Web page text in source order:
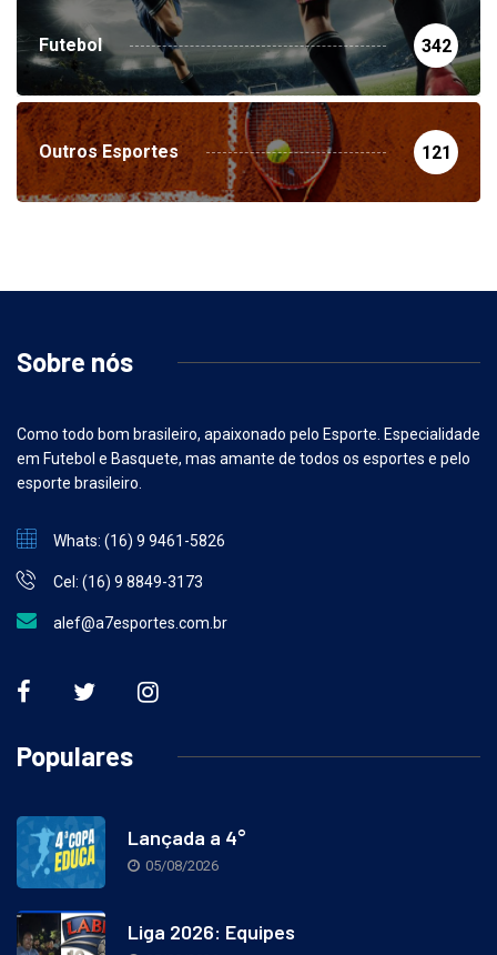
Futebol 342
Outros Esportes 121
Sobre nós
Como todo bom brasileiro, apaixonado pelo Esporte. Especialidade
em Futebol e Basquete, mas amante de todos os esportes e pelo
esporte brasileiro.
Whats: (16) 9 9461-5826
Cel: (16) 9 8849-3173
alef@a7esportes.com.br
Populares
Lançada a 4°
05/08/2026
Liga 2026: Equipes